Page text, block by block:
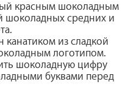
красным шоколадным
шоколадных средних и
из сладкой
логотипом.
шоколадную цифру
буквами перед